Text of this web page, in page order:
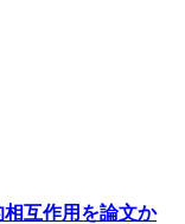
互作用を論文か